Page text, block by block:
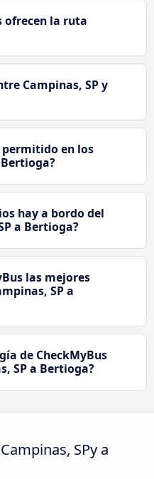
ofrecen la ruta
Campinas, SP y
permitido en los
hay a bordo del
a Bertioga?
las mejores
SP a
de CheckMyBus
SP a Bertioga?
SPy a